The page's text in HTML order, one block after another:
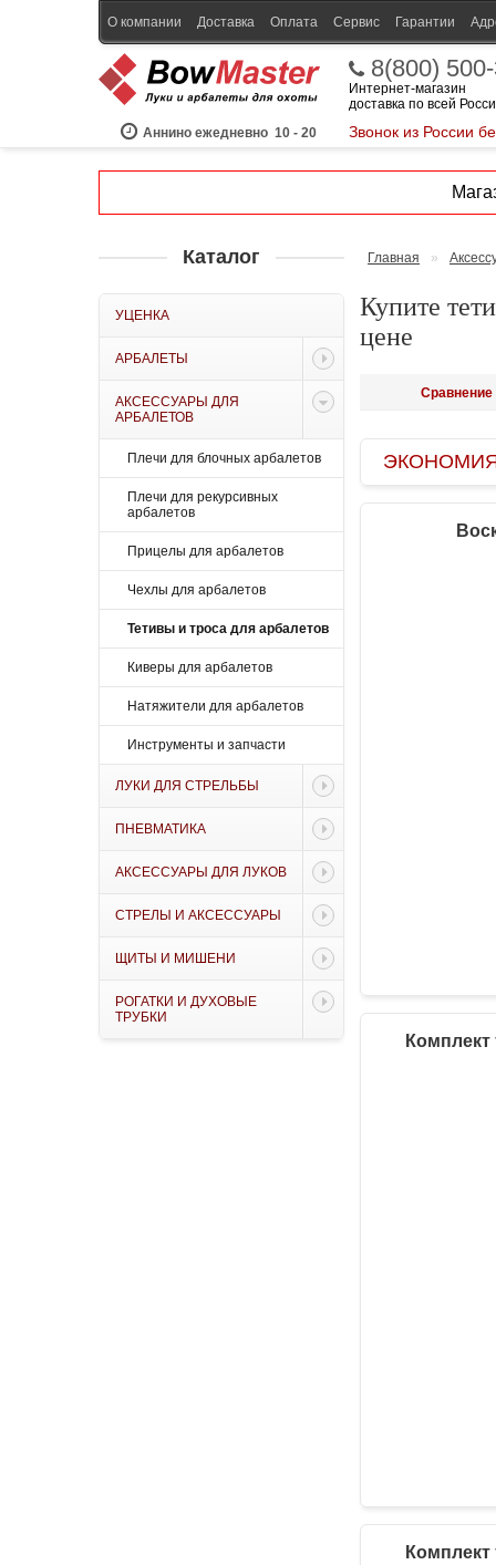
О компании Доставка Оплата Сервис Гарантии
Аннино ежедневно 10 - 20
8(800)
Интернет-магазин
доставка по всей
Звонок из России
Каталог
УЦЕНКА
АРБАЛЕТЫ
АКСЕССУАРЫ ДЛЯ
АРБАЛЕТОВ
Плечи для блочных арбалетов
Плечи для рекурсивных
арбалетов
Прицелы для арбалетов
Чехлы для арбалетов
Тетивы и троса для арбалетов
Киверы для арбалетов
Натяжители для арбалетов
Инструменты и запчасти
ЛУКИ ДЛЯ СТРЕЛЬБЫ
ПНЕВМАТИКА
АКСЕССУАРЫ ДЛЯ ЛУКОВ
СТРЕЛЫ И АКСЕССУАРЫ
ЩИТЫ И МИШЕНИ
РОГАТКИ И ДУХОВЫЕ
ТРУБКИ
Главная »
Купите
цене
Сравнение
ЭКОНОМИЯ
Комплект
Комплект